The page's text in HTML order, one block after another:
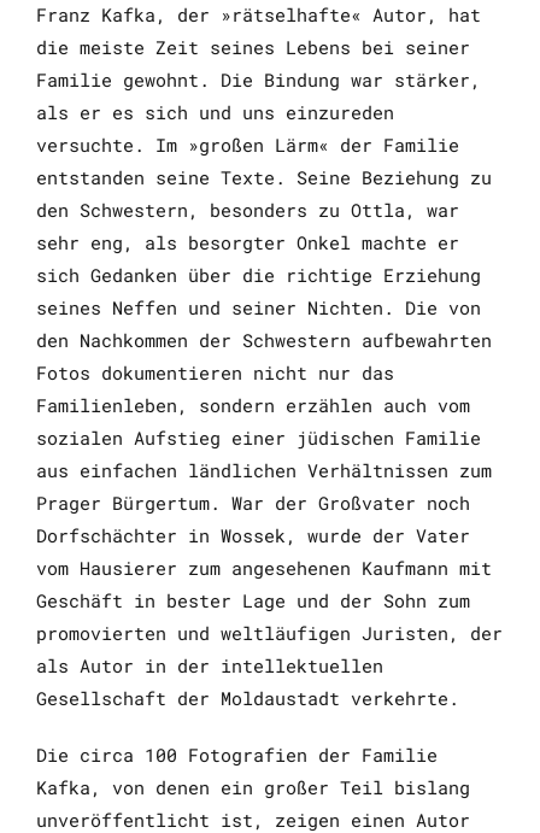
Franz Kafka, der »rätselhafte« Autor, hat
die meiste Zeit seines Lebens bei seiner
Familie gewohnt. Die Bindung war stärker,
als er es sich und uns einzureden
versuchte. Im »großen Lärm« der Familie
entstanden seine Texte. Seine Beziehung zu
den Schwestern, besonders zu Ottla, war
sehr eng, als besorgter Onkel machte er
sich Gedanken über die richtige Erziehung
seines Neffen und seiner Nichten. Die von
den Nachkommen der Schwestern aufbewahrten
Fotos dokumentieren nicht nur das
Familienleben, sondern erzählen auch vom
sozialen Aufstieg einer jüdischen Familie
aus einfachen ländlichen Verhältnissen zum
Prager Bürgertum. War der Großvater noch
Dorfschächter in Wossek, wurde der Vater
vom Hausierer zum angesehenen Kaufmann mit
Geschäft in bester Lage und der Sohn zum
promovierten und weltläufigen Juristen, der
als Autor in der intellektuellen
Gesellschaft der Moldaustadt verkehrte.
Die circa 100 Fotografien der Familie
Kafka, von denen ein großer Teil bislang
unveröffentlicht ist, zeigen einen Autor